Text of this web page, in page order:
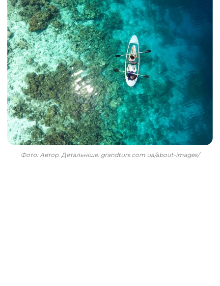
Фото: Автор. Детальніше: grandturs.com.ua/about-images/